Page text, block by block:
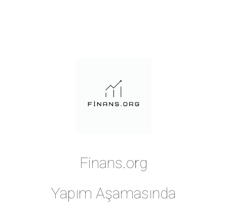
Finans.org
Yapım Aşamasında